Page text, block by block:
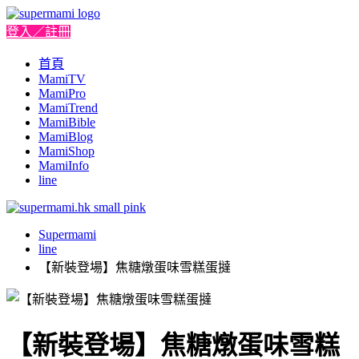
登入／註冊
首頁
MamiTV
MamiPro
MamiTrend
MamiBible
MamiBlog
MamiShop
MamiInfo
line
Supermami
line
【新裝登場】焦糖燉蛋味雪糕蛋撻
【新裝登場】焦糖燉蛋味雪糕